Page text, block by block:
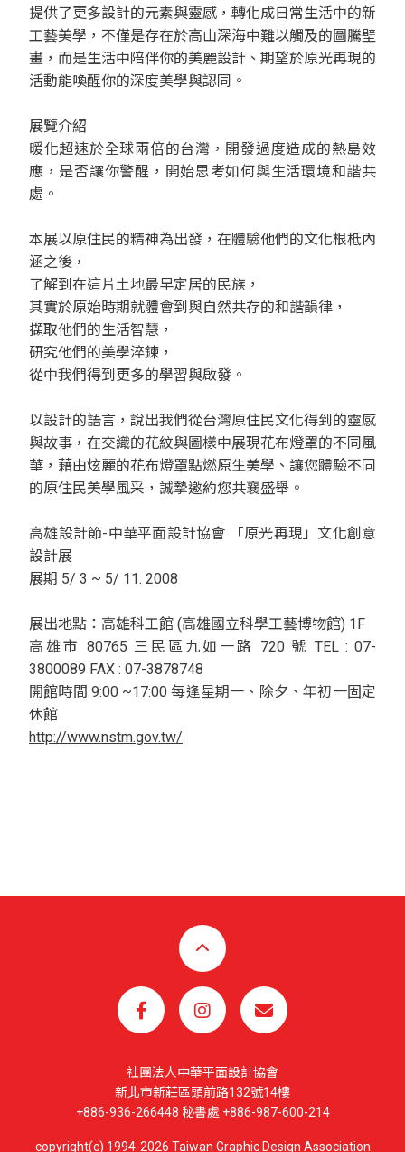
提供了更多設計的元素與靈感，轉化成日常生活中的新
工藝美學，不僅是存在於高山深海中難以觸及的圖騰壁
畫，而是生活中陪伴你的美麗設計、期望於原光再現的
活動能喚醒你的深度美學與認同。
展覽介紹
暖化超速於全球兩倍的台灣，開發過度造成的熱島效
應，是否讓你警醒，開始思考如何與生活環境和諧共
處。
本展以原住民的精神為出發，在體驗他們的文化根柢內
涵之後，
了解到在這片土地最早定居的民族，
其實於原始時期就體會到與自然共存的和諧韻律，
擷取他們的生活智慧，
研究他們的美學淬鍊，
從中我們得到更多的學習與啟發。
以設計的語言，說出我們從台灣原住民文化得到的靈感
與故事，在交織的花紋與圖樣中展現花布燈罩的不同風
華，藉由炫麗的花布燈罩點燃原生美學、讓您體驗不同
的原住民美學風采，誠摯邀約您共襄盛舉。
高雄設計節-中華平面設計協會 「原光再現」文化創意
設計展
展期 5/ 3 ~ 5/ 11. 2008
展出地點：高雄科工館 (高雄國立科學工藝博物館) 1F
高雄市 80765 三民區九如一路 720 號 TEL : 07-
3800089 FAX : 07-3878748
開館時間 9:00 ~17:00 每逢星期一、除夕、年初一固定
休館
http://www.nstm.gov.tw/
社團法人中華平面設計協會
新北市新莊區頭前路132號14樓
+886-936-266448 秘書處 +886-987-600-214
copyright(c) 1994-2026 Taiwan Graphic Design Association